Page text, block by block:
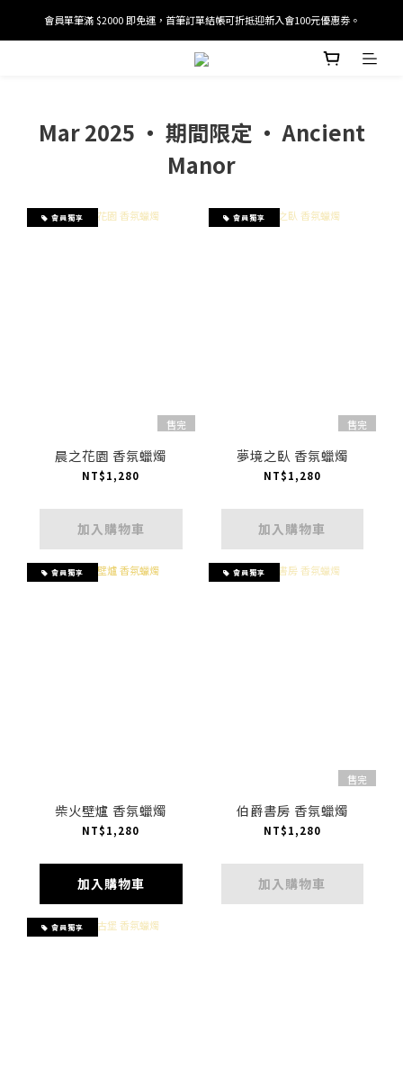
加入/驗證會員並綁定電話號碼，即可獲得百元購物金2張。
會員單筆滿 $2000 即免運，首筆訂單結帳可折抵迎新入會100元優惠劵。
加入/驗證會員並綁定電話號碼，即可獲得百元購物金2張。
Mar 2025 ‧ 期間限定 ‧ Ancient
Manor
會員獨享
售完
晨之花園 香氛蠟燭
NT$1,280
加入購物車
會員獨享
售完
夢境之臥 香氛蠟燭
NT$1,280
加入購物車
會員獨享
柴火壁爐 香氛蠟燭
NT$1,280
加入購物車
會員獨享
售完
伯爵書房 香氛蠟燭
NT$1,280
加入購物車
會員獨享